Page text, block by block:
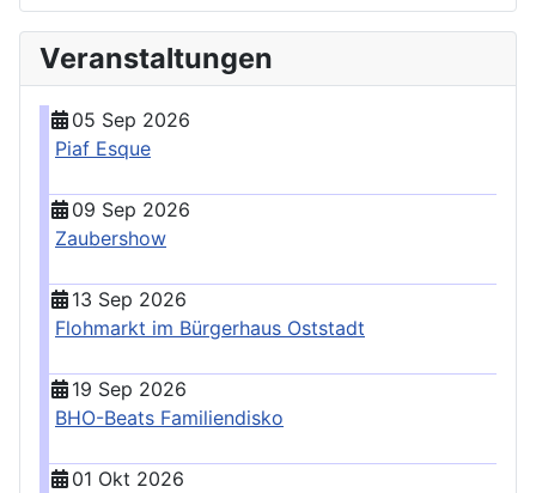
Veranstaltungen
05 Sep 2026
Piaf Esque
09 Sep 2026
Zaubershow
13 Sep 2026
Flohmarkt im Bürgerhaus Oststadt
19 Sep 2026
BHO-Beats Familiendisko
01 Okt 2026